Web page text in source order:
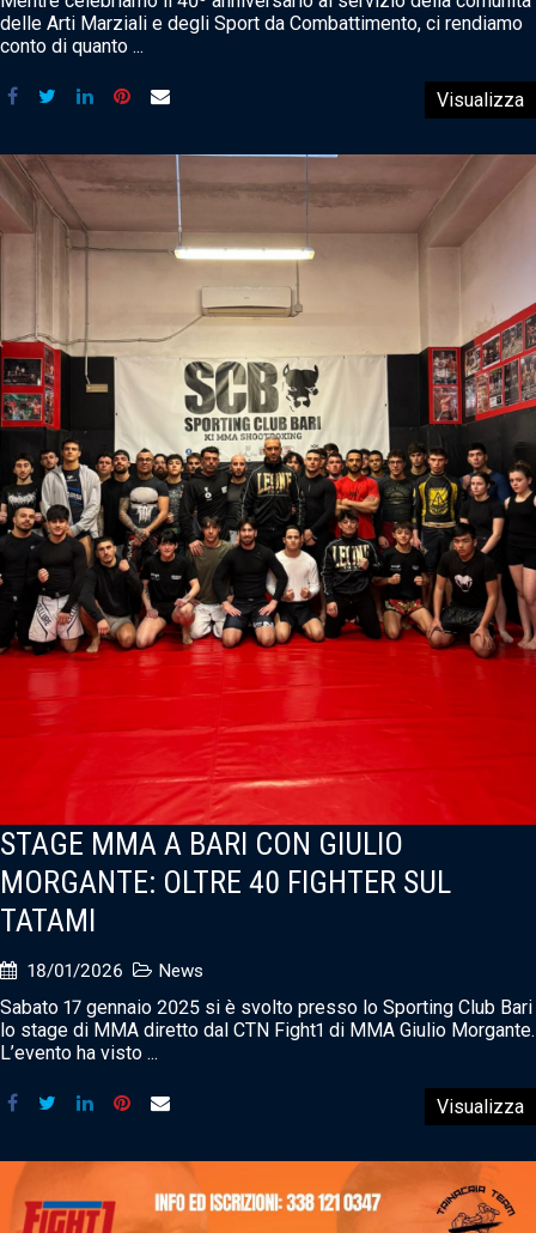
delle Arti Marziali e degli Sport da Combattimento, ci rendiamo
conto di quanto ...
Visualizza
STAGE MMA A BARI CON GIULIO
MORGANTE: OLTRE 40 FIGHTER SUL
TATAMI
18/01/2026 News
Sabato 17 gennaio 2025 si è svolto presso lo Sporting Club Bari
lo stage di MMA diretto dal CTN Fight1 di MMA Giulio Morgante.
L’evento ha visto ...
Visualizza